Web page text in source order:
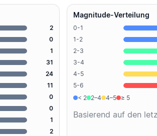
2
0
1
31
24
11
0
0
1
2
Magnitude-Verteilung
0-1
1-2
2-3
3-4
4-5
5-6
< 2
2–4 4–5 ≥ 5
Basierend auf den